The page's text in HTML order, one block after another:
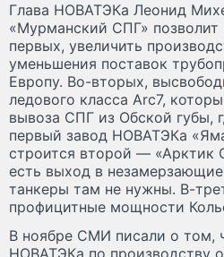
Глава НОВАТЭКа Леонид
«Мурманский СПГ»
первых, увеличить
уменьшения поставок
Европу. Во-вторых,
ледового класса Arc7,
вывоза СПГ из Обской губы,
первый завод НОВАТЭКа
строится второй — «Арктик
есть выход в
танкеры там не нужны. В-
профицитные мощности
В ноябре СМИ писали о том,